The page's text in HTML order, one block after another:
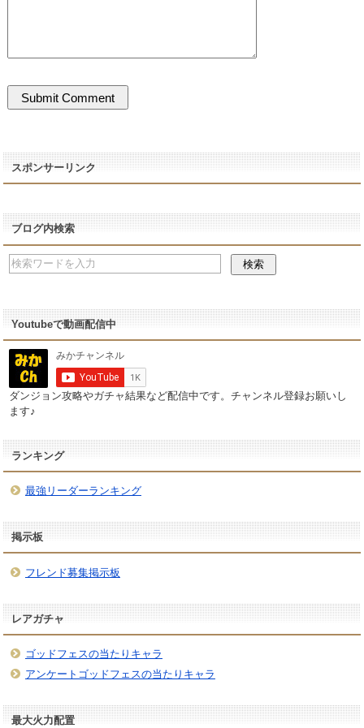
スポンサーリンク
ブログ内検索
Youtubeで動画配信中
ダンジョン攻略やガチャ結果など配信中です。チャンネル登録お願いし
ます♪
ランキング
最強リーダーランキング
掲示板
フレンド募集掲示板
レアガチャ
ゴッドフェスの当たりキャラ
アンケートゴッドフェスの当たりキャラ
最大火力配置